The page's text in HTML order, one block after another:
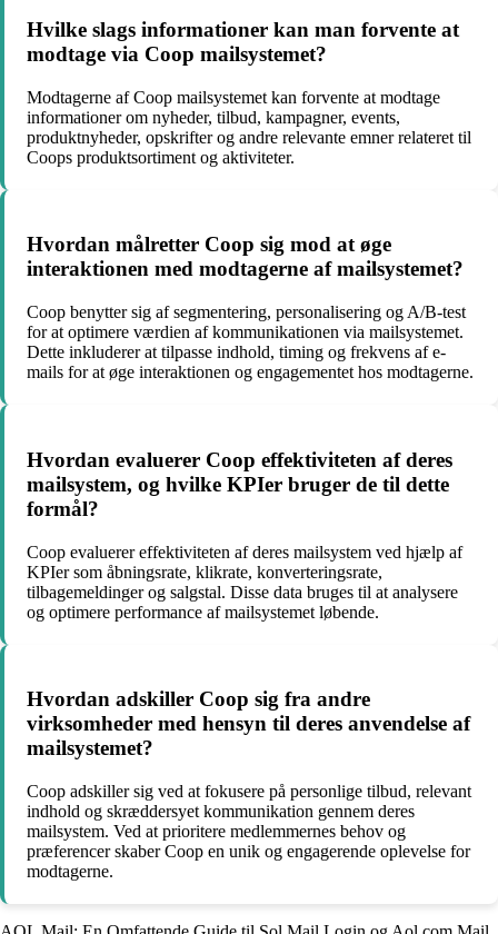
Hvilke slags informationer kan man forvente at
modtage via Coop mailsystemet?
Modtagerne af Coop mailsystemet kan forvente at modtage
informationer om nyheder, tilbud, kampagner, events,
produktnyheder, opskrifter og andre relevante emner relateret til
Coops produktsortiment og aktiviteter.
Hvordan målretter Coop sig mod at øge
interaktionen med modtagerne af mailsystemet?
Coop benytter sig af segmentering, personalisering og A/B-test
for at optimere værdien af kommunikationen via mailsystemet.
Dette inkluderer at tilpasse indhold, timing og frekvens af e-
mails for at øge interaktionen og engagementet hos modtagerne.
Hvordan evaluerer Coop effektiviteten af deres
mailsystem, og hvilke KPIer bruger de til dette
formål?
Coop evaluerer effektiviteten af deres mailsystem ved hjælp af
KPIer som åbningsrate, klikrate, konverteringsrate,
tilbagemeldinger og salgstal. Disse data bruges til at analysere
og optimere performance af mailsystemet løbende.
Hvordan adskiller Coop sig fra andre
virksomheder med hensyn til deres anvendelse af
mailsystemet?
Coop adskiller sig ved at fokusere på personlige tilbud, relevant
indhold og skræddersyet kommunikation gennem deres
mailsystem. Ved at prioritere medlemmernes behov og
præferencer skaber Coop en unik og engagerende oplevelse for
modtagerne.